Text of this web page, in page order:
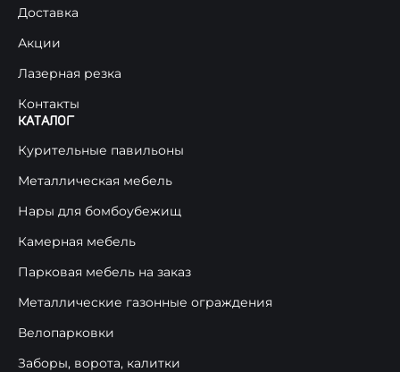
Доставка
Акции
Лазерная резка
Контакты
КАТАЛОГ
Курительные павильоны
Металлическая мебель
Нары для бомбоубежищ
Камерная мебель
Парковая мебель на заказ
Металлические газонные ограждения
Велопарковки
Заборы, ворота, калитки